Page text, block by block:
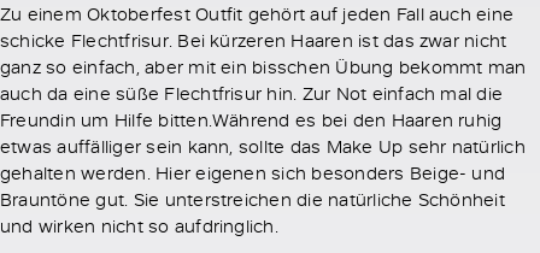
Zu einem Oktoberfest Outfit gehört auf jeden Fall auch eine
schicke Flechtfrisur. Bei kürzeren Haaren ist das zwar nicht
ganz so einfach, aber mit ein bisschen Übung bekommt man
auch da eine süße Flechtfrisur hin. Zur Not einfach mal die
Freundin um Hilfe bitten.Während es bei den Haaren ruhig
etwas auffälliger sein kann, sollte das Make Up sehr natürlich
gehalten werden. Hier eigenen sich besonders Beige- und
Brauntöne gut. Sie unterstreichen die natürliche Schönheit
und wirken nicht so aufdringlich.